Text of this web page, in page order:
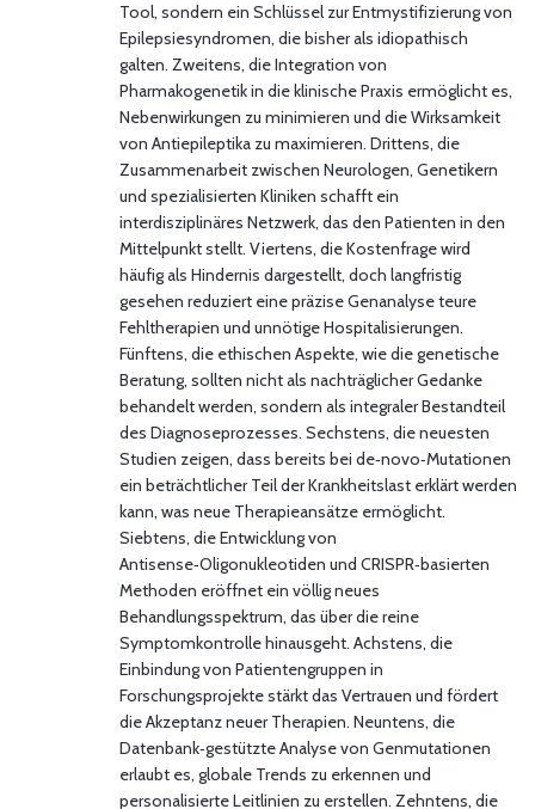
Tool, sondern ein Schlüssel zur Entmystifizierung von
Epilepsiesyndromen, die bisher als idiopathisch
galten. Zweitens, die Integration von
Pharmakogenetik in die klinische Praxis ermöglicht es,
Nebenwirkungen zu minimieren und die Wirksamkeit
von Antiepileptika zu maximieren. Drittens, die
Zusammenarbeit zwischen Neurologen, Genetikern
und spezialisierten Kliniken schafft ein
interdisziplinäres Netzwerk, das den Patienten in den
Mittelpunkt stellt. Viertens, die Kostenfrage wird
häufig als Hindernis dargestellt, doch langfristig
gesehen reduziert eine präzise Genanalyse teure
Fehltherapien und unnötige Hospitalisierungen.
Fünftens, die ethischen Aspekte, wie die genetische
Beratung, sollten nicht als nachträglicher Gedanke
behandelt werden, sondern als integraler Bestandteil
des Diagnoseprozesses. Sechstens, die neuesten
Studien zeigen, dass bereits bei de‑novo‑Mutationen
ein beträchtlicher Teil der Krankheitslast erklärt werden
kann, was neue Therapieansätze ermöglicht.
Siebtens, die Entwicklung von
Antisense‑Oligonukleotiden und CRISPR‑basierten
Methoden eröffnet ein völlig neues
Behandlungsspektrum, das über die reine
Symptomkontrolle hinausgeht. Achstens, die
Einbindung von Patientengruppen in
Forschungsprojekte stärkt das Vertrauen und fördert
die Akzeptanz neuer Therapien. Neuntens, die
Datenbank‑gestützte Analyse von Genmutationen
erlaubt es, globale Trends zu erkennen und
personalisierte Leitlinien zu erstellen. Zehntens, die